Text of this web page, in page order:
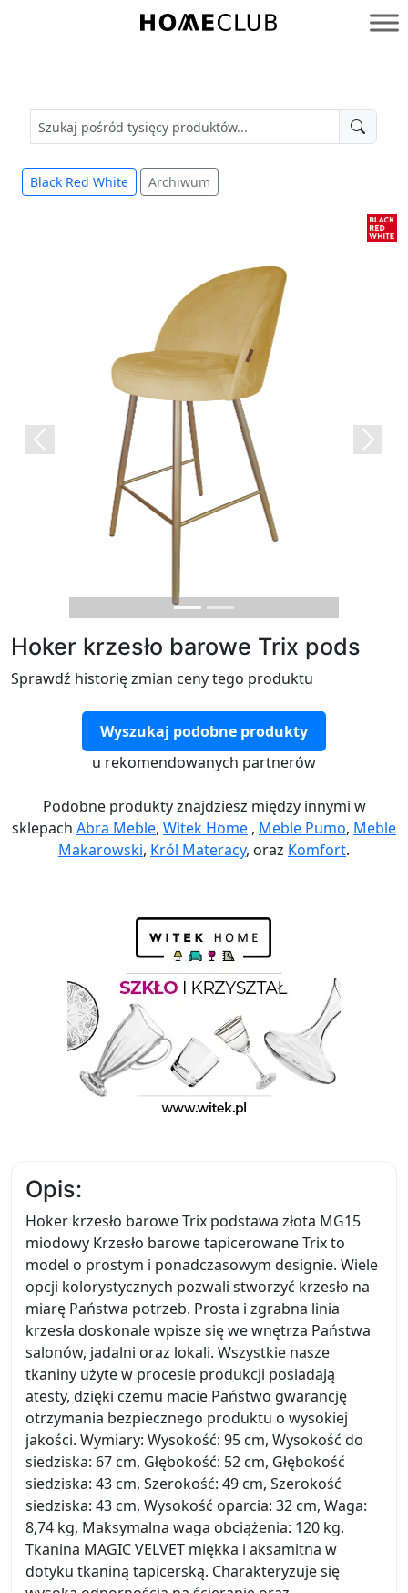
Homeclub
Black Red White Archiwum
Previous Next
Hoker krzesło barowe Trix pods
Sprawdź historię zmian ceny tego produktu
Wyszukaj podobne produkty
u rekomendowanych partnerów
Podobne produkty znajdziesz między innymi w
sklepach Abra Meble, Witek Home , Meble Pumo, Meble
Makarowski, Król Materacy, oraz Komfort.
Opis:
Hoker krzesło barowe Trix podstawa złota MG15
miodowy Krzesło barowe tapicerowane Trix to
model o prostym i ponadczasowym designie. Wiele
opcji kolorystycznych pozwali stworzyć krzesło na
miarę Państwa potrzeb. Prosta i zgrabna linia
krzesła doskonale wpisze się we wnętrza Państwa
salonów, jadalni oraz lokali. Wszystkie nasze
tkaniny użyte w procesie produkcji posiadają
atesty, dzięki czemu macie Państwo gwarancję
otrzymania bezpiecznego produktu o wysokiej
jakości. Wymiary: Wysokość: 95 cm, Wysokość do
siedziska: 67 cm, Głębokość: 52 cm, Głębokość
siedziska: 43 cm, Szerokość: 49 cm, Szerokość
siedziska: 43 cm, Wysokość oparcia: 32 cm, Waga:
8,74 kg, Maksymalna waga obciążenia: 120 kg.
Tkanina MAGIC VELVET miękka i aksamitna w
dotyku tkaniną tapicerską. Charakteryzuje się